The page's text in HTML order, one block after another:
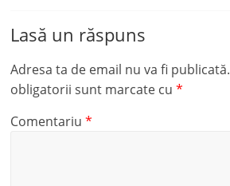
Lasă un răspuns
Adresa ta de email nu va fi publicată.
obligatorii sunt marcate cu*
Comentariu*